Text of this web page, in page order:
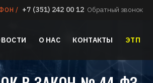
/ +7 (351) 242 00 12 Обратный звонок
О НАС КОНТАКТЫ ЭТП